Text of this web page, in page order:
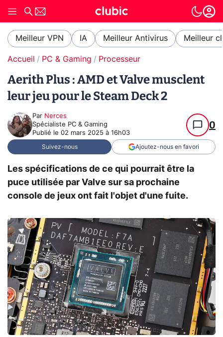
Meilleur VPN IA Meilleur Antivirus Meilleur
Accueil PC & Gaming Processeur
Aerith Plus : AMD et Valve musclent
leur jeu pour le Steam Deck 2
Par Nerces
Spécialiste PC & Gaming
Publié le 02 mars 2025 à 16h03
0
Suivez-nous Ajoutez-nous en favori
Les spécifications de ce qui pourrait être la
puce utilisée par Valve sur sa prochaine
console de jeux ont fait l'objet d'une fuite.